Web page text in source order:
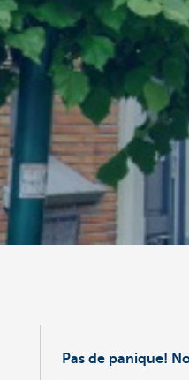
Pas de panique!